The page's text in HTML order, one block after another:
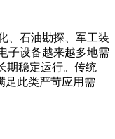
、石油勘探、军工装
子设备越来越多地需
期稳定运行。传统
足此类严苛应用需